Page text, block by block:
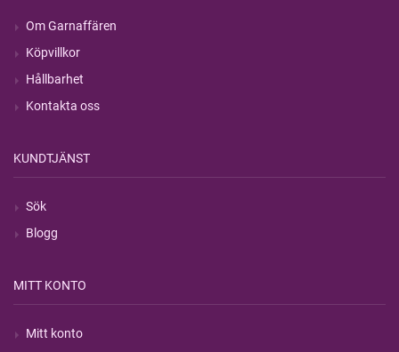
Om Garnaffären
Köpvillkor
Hållbarhet
Kontakta oss
KUNDTJÄNST
Sök
Blogg
MITT KONTO
Mitt konto